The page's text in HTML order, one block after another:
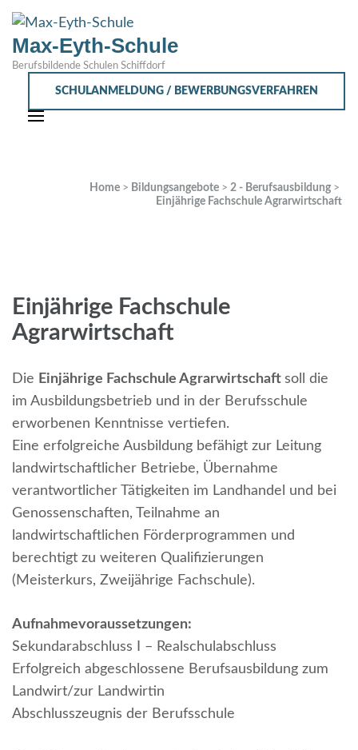
Max-Eyth-Schule
Berufsbildende Schulen Schiffdorf
SCHULANMELDUNG / BEWERBUNGSVERFAHREN
Home > Bildungsangebote > 2 - Berufsausbildung >
Einjährige Fachschule Agrarwirtschaft
Einjährige Fachschule
Agrarwirtschaft
Die Einjährige Fachschule Agrarwirtschaft soll die
im Ausbildungsbetrieb und in der Berufsschule
erworbenen Kenntnisse vertiefen.
Eine erfolgreiche Ausbildung befähigt zur Leitung
landwirtschaftlicher Betriebe, Übernahme
verantwortlicher Tätigkeiten im Landhandel und bei
Genossenschaften, Teilnahme an
landwirtschaftlichen Förderprogrammen und
berechtigt zu weiteren Qualifizierungen
(Meisterkurs, Zweijährige Fachschule).
Aufnahmevoraussetzungen:
Sekundarabschluss I – Realschulabschluss
Erfolgreich abgeschlossene Berufsausbildung zum
Landwirt/zur Landwirtin
Abschlusszeugnis der Berufsschule